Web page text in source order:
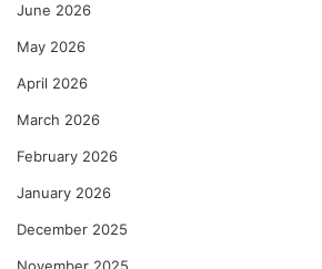
June 2026
May 2026
April 2026
March 2026
February 2026
January 2026
December 2025